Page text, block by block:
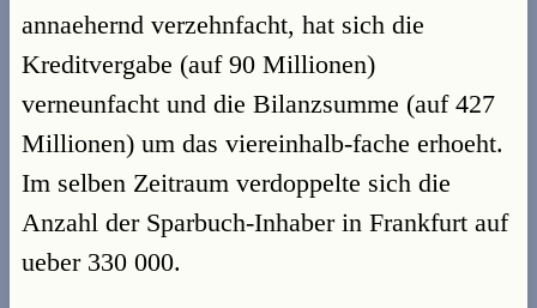
annaehernd verzehnfacht, hat sich die
Kreditvergabe (auf 90 Millionen)
verneunfacht und die Bilanzsumme (auf 427
Millionen) um das viereinhalb-fache erhoeht.
Im selben Zeitraum verdoppelte sich die
Anzahl der Sparbuch-Inhaber in Frankfurt auf
ueber 330 000.